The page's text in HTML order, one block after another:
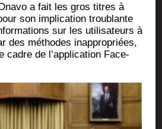
a fait les gros titres à
son impli­ca­tion trou­blante
sur les uti­li­sa­teurs à
des méthodes inap­pro­priées,
cadre de l’ap­pli­ca­tion Face­